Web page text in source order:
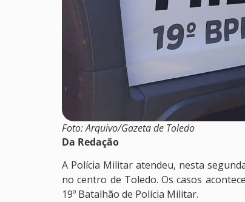
Foto: Arquivo/Gazeta de Toledo
Da Redação
A Polícia Militar atendeu, nesta
no centro de Toledo. Os casos
19º Batalhão de Polícia Militar.